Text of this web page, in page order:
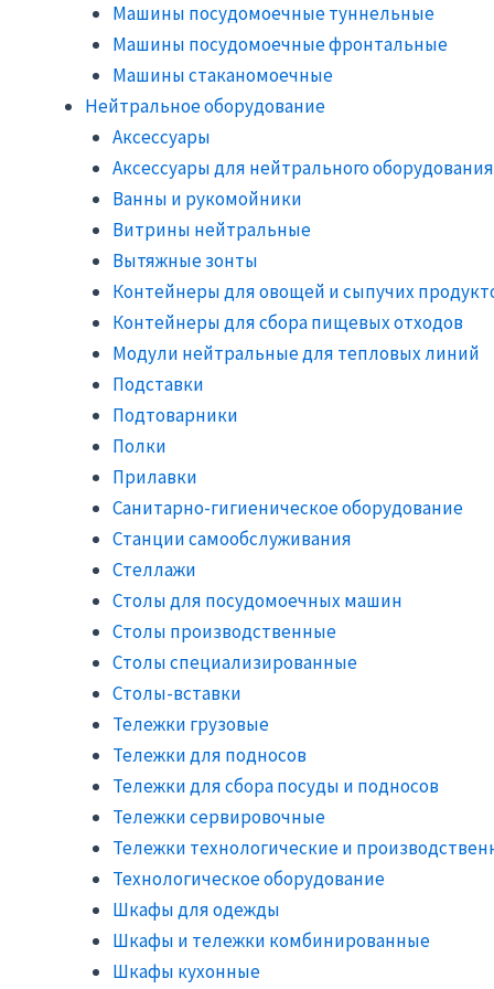
Машины посудомоечные туннельные
Машины посудомоечные фронтальные
Машины стаканомоечные
Нейтральное оборудование
Аксессуары
Аксессуары для нейтрального оборудования
Ванны и рукомойники
Витрины нейтральные
Вытяжные зонты
Контейнеры для овощей и сыпучих
Контейнеры для сбора пищевых отходов
Модули нейтральные для тепловых линий
Подставки
Подтоварники
Полки
Прилавки
Санитарно-гигиеническое оборудование
Станции самообслуживания
Стеллажи
Столы для посудомоечных машин
Столы производственные
Столы специализированные
Столы-вставки
Тележки грузовые
Тележки для подносов
Тележки для сбора посуды и подносов
Тележки сервировочные
Тележки технологические и
Технологическое оборудование
Шкафы для одежды
Шкафы и тележки комбинированные
Шкафы кухонные